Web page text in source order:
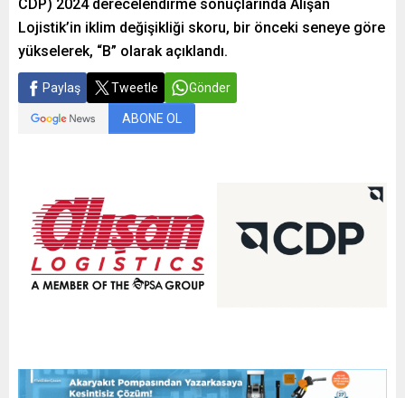
CDP) 2024 derecelendirme sonuçlarında Alışan
Lojistik’in iklim değişikliği skoru, bir önceki seneye göre
yükselerek, “B” olarak açıklandı.
Paylaş Tweetle Gönder
ABONE OL